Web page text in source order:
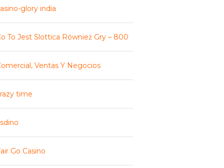
glory india
To Jest Slottica Również Gry – 800
Ventas Y Negocios
time
Go Casino